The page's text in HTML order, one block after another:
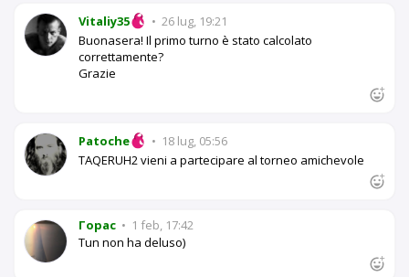
Vitaliy35 • 26 lug, 19:21
Buonasera! Il primo turno è stato calcolato
correttamente?
Grazie
Patoche • 18 lug, 05:56
TAQERUH2 vieni a partecipare al torneo amichevole
Горас • 1 feb, 17:42
Tun non ha deluso)